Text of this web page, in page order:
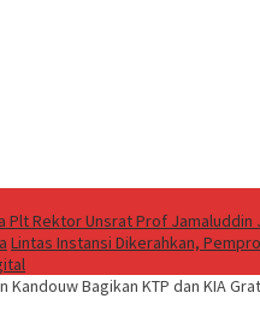
Plt Rektor Unsrat Prof Jamaluddin
Lintas Instansi Dikerahkan,
Kandouw Bagikan KTP dan KIA